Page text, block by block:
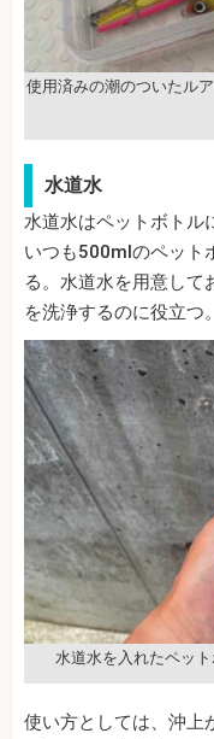
使用済みの潮のついたル
水道水
水道水はペットボトル
いつも500mlのペット
る。水道水を用意して
を洗浄するのに役立つ。
水道水を入れたペッ
使い方としては、沖上